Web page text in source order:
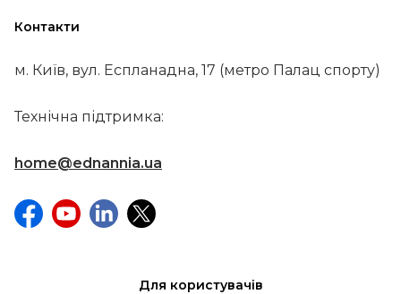
Контакти
м. Київ, вул. Еспланадна, 17 (метро Палац спорту)
Технічна підтримка:
home@ednannia.ua
Для користувачів